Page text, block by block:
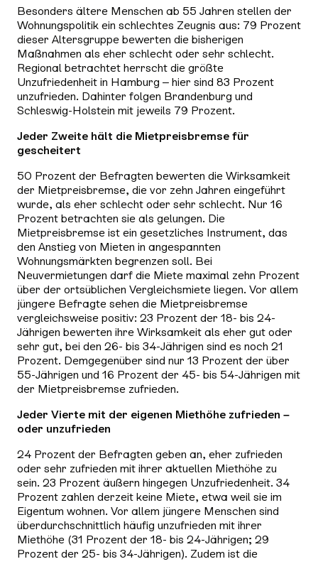
Besonders ältere Menschen ab 55 Jahren stellen der
Wohnungspolitik ein schlechtes Zeugnis aus: 79 Prozent
dieser Altersgruppe bewerten die bisherigen
Maßnahmen als eher schlecht oder sehr schlecht.
Regional betrachtet herrscht die größte
Unzufriedenheit in Hamburg – hier sind 83 Prozent
unzufrieden. Dahinter folgen Brandenburg und
Schleswig-Holstein mit jeweils 79 Prozent.
Jeder Zweite hält die Mietpreisbremse für
gescheitert
50 Prozent der Befragten bewerten die Wirksamkeit
der Mietpreisbremse, die vor zehn Jahren eingeführt
wurde, als eher schlecht oder sehr schlecht. Nur 16
Prozent betrachten sie als gelungen. Die
Mietpreisbremse ist ein gesetzliches Instrument, das
den Anstieg von Mieten in angespannten
Wohnungsmärkten begrenzen soll. Bei
Neuvermietungen darf die Miete maximal zehn Prozent
über der ortsüblichen Vergleichsmiete liegen. Vor allem
jüngere Befragte sehen die Mietpreisbremse
vergleichsweise positiv: 23 Prozent der 18- bis 24-
Jährigen bewerten ihre Wirksamkeit als eher gut oder
sehr gut, bei den 26- bis 34-Jährigen sind es noch 21
Prozent. Demgegenüber sind nur 13 Prozent der über
55-Jährigen und 16 Prozent der 45- bis 54-Jährigen mit
der Mietpreisbremse zufrieden.
Jeder Vierte mit der eigenen Miethöhe zufrieden –
oder unzufrieden
24 Prozent der Befragten geben an, eher zufrieden
oder sehr zufrieden mit ihrer aktuellen Miethöhe zu
sein. 23 Prozent äußern hingegen Unzufriedenheit. 34
Prozent zahlen derzeit keine Miete, etwa weil sie im
Eigentum wohnen. Vor allem jüngere Menschen sind
überdurchschnittlich häufig unzufrieden mit ihrer
Miethöhe (31 Prozent der 18- bis 24-Jährigen; 29
Prozent der 25- bis 34-Jährigen). Zudem ist die